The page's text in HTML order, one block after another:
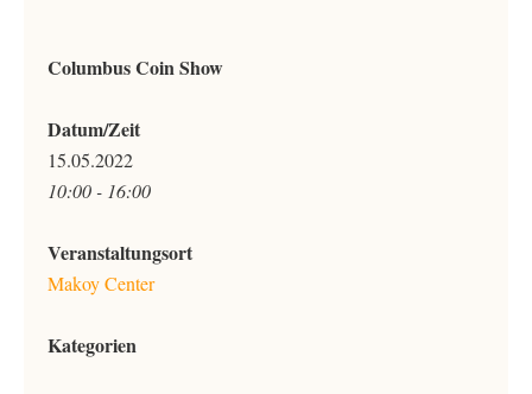
Columbus Coin Show
Datum/Zeit
15.05.2022
10:00 - 16:00
Veranstaltungsort
Makoy Center
Kategorien